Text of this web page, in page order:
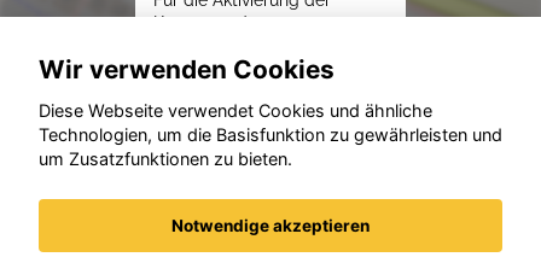
Karten- und
Zustimmung zu den
Drittanbieter Google LLC
erforderlich.
Wir verwenden Cookies
Diese Webseite verwendet Cookies und ähnliche
Technologien, um die Basisfunktion zu gewährleisten und
um Zusatzfunktionen zu bieten.
Notwendige akzeptieren